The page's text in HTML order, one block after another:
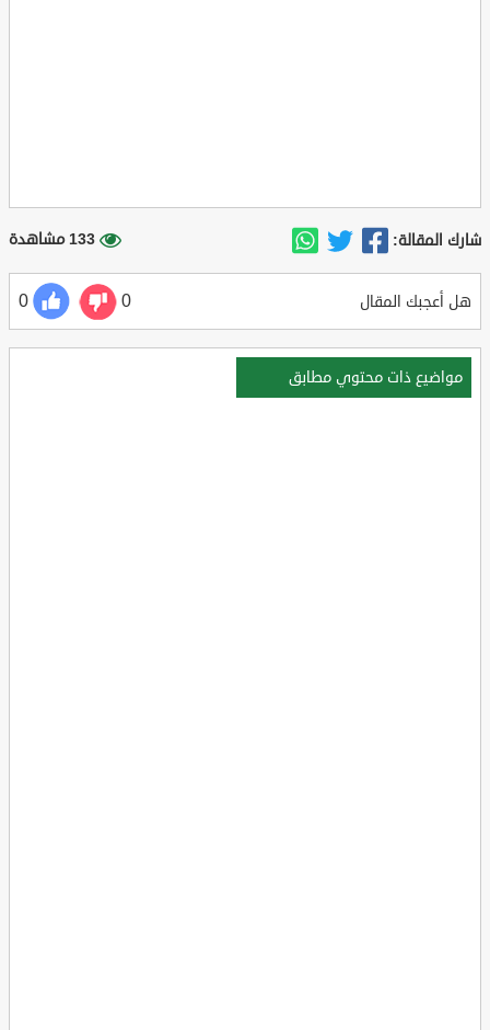
شارك المقالة: 133 مشاهدة
هل أعجبك المقال 0
0
مواضيع ذات محتوي مطابق